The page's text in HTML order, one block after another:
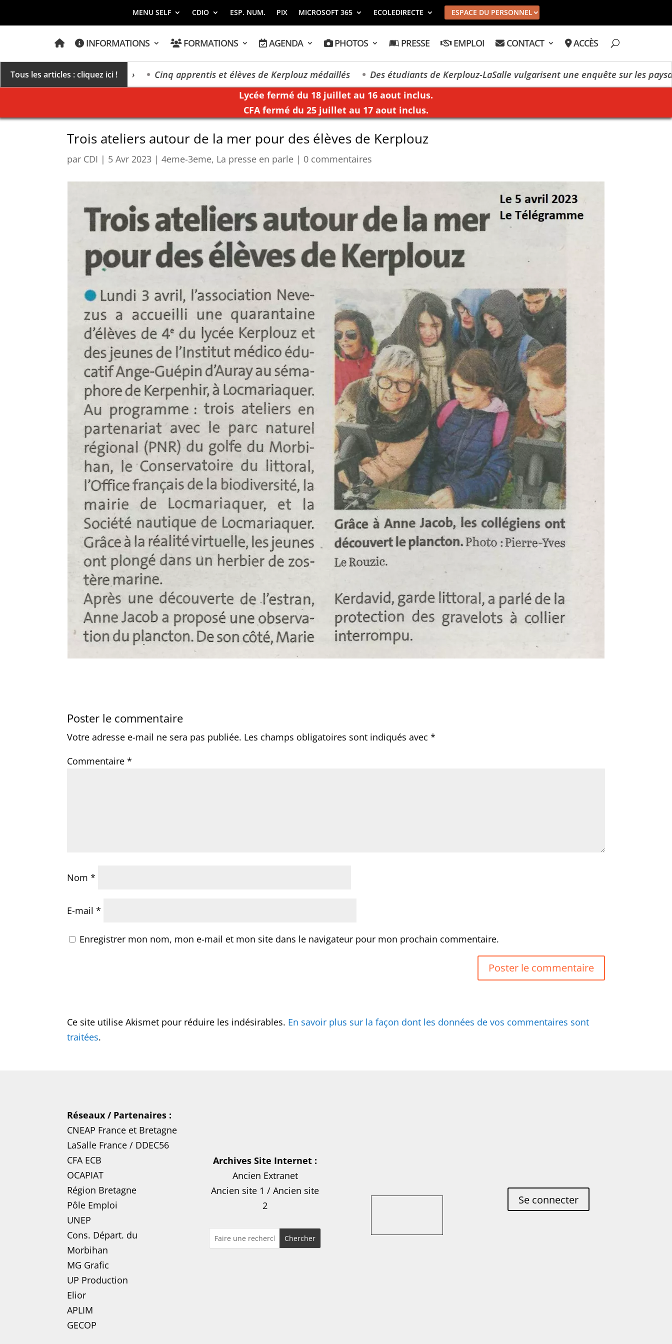
MENU SELF CDIO ESP. NUM. PIX MICROSOFT 365 ECOLEDIRECTE ESPACE DU PERSONNEL
A
U
E
I
L
INFORMATIONS FORMATIONS AGENDA PHOTOS PRESSE EMPLOI CONTACT ACCÈS
Tous les articles : cliquez ici !
des extrêmes » Cinq apprentis et élèves de Kerplouz médaillés
Des étudiants de Kerplouz-LaSalle vulgarisent une enquête sur les paysages
Lycée fermé du 18 juillet au 16 aout inclus.
CFA fermé du 25 juillet au 17 aout inclus.
Trois ateliers autour de la mer pour des élèves de Kerplouz
par CDI | 5 Avr 2023 |4eme-3eme, La presse en parle | 0 commentaires
Poster le commentaire
Votre adresse e-mail ne sera pas publiée. Les champs obligatoires sont indiqués avec*
Commentaire*
Nom*
E-mail*
Enregistrer mon nom, mon e-mail et mon site dans le navigateur pour mon prochain commentaire.
Ce site utilise Akismet pour réduire les indésirables. En savoir plus sur la façon dont les données de vos commentaires sont
traitées.
Réseaux / Partenaires :
CNEAP France et Bretagne
LaSalle France / DDEC56
CFA ECB
OCAPIAT
Région Bretagne
Pôle Emploi
UNEP
Cons. Départ. du
Morbihan
MG Grafic
UP Production
Elior
APLIM
GECOP
Archives Site Internet :
Ancien Extranet
Ancien site 1 /Ancien site
2
Se connecter